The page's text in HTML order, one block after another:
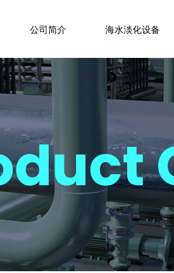
公司简介 海水淡化设备